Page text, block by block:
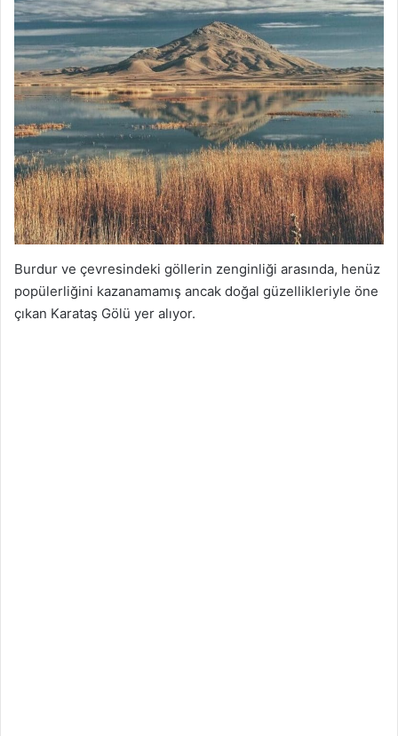
Burdur ve çevresindeki göllerin zenginliği arasında, henüz
popülerliğini kazanamamış ancak doğal güzellikleriyle öne
çıkan Karataş Gölü yer alıyor.